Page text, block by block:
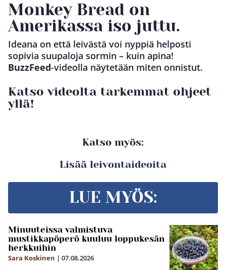
Monkey Bread on
Amerikassa iso juttu.
Ideana on että leivästä voi nyppiä helposti
sopivia suupaloja sormin – kuin apina!
BuzzFeed-videolla näytetään miten onnistut.
Katso videolta tarkemmat ohjeet
yllä!
Katso myös:
Lisää leivontaideoita
LUE MYÖS:
Minuuteissa valmistuva
mustikkapöperö kuuluu loppukesän
herkkuihin
Sara Koskinen | 07.08.2026